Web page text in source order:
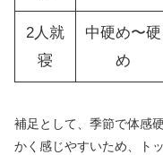
2人就
寝
中硬め〜硬
め
補足として、季節で体感
かく感じやすいため、ト